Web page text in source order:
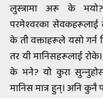
लुस्त्रामा अरू के
परमेश्‍वरका सेवकहरूलाई
के ती वक्ताहरूले यसो गर्न
तर यी मानिसहरूलाई
के भने? यो कुरा
मानिस मात्र हुन्। अनि कुनै